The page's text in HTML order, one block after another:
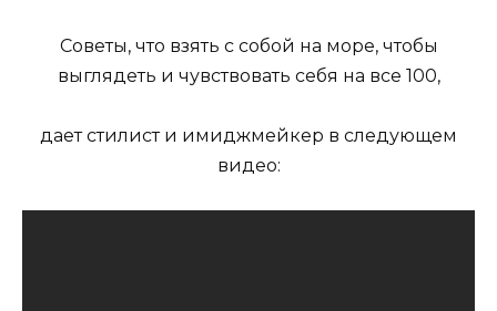
Советы, что взять с собой на море, чтобы
выглядеть и чувствовать себя на все 100,
дает стилист и имиджмейкер в следующем
видео: